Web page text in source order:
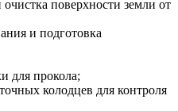
поверхности земли от
и подготовка
для прокола;
колодцев для контроля